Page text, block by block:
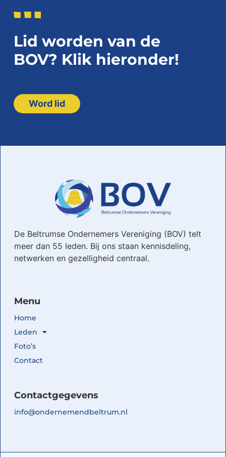
Lid worden van de
BOV? Klik hieronder!
Word lid
De Beltrumse Ondernemers Vereniging (BOV) telt
meer dan 55 leden. Bij ons staan kennisdeling,
netwerken en gezelligheid centraal.
Menu
Home
Leden
Foto’s
Contact
Contactgegevens
info@ondernemendbeltrum.nl